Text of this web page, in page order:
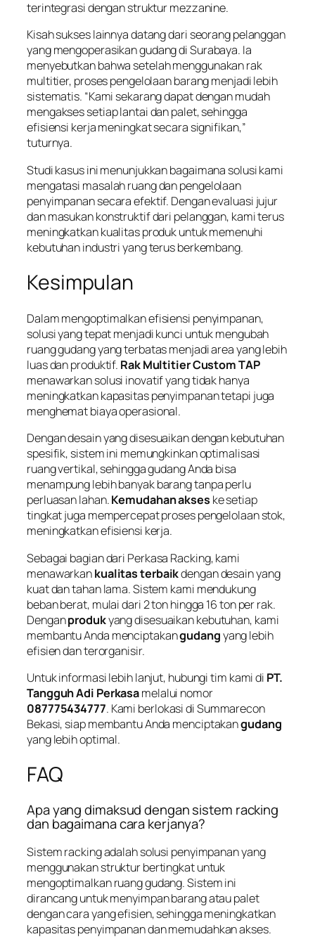
terintegrasi dengan struktur mezzanine.
Kisah sukses lainnya datang dari seorang pelanggan
yang mengoperasikan gudang di Surabaya. Ia
menyebutkan bahwa setelah menggunakan rak
multitier, proses pengelolaan barang menjadi lebih
sistematis. “Kami sekarang dapat dengan mudah
mengakses setiap lantai dan palet, sehingga
efisiensi kerja meningkat secara signifikan,”
tuturnya.
Studi kasus ini menunjukkan bagaimana solusi kami
mengatasi masalah ruang dan pengelolaan
penyimpanan secara efektif. Dengan evaluasi jujur
dan masukan konstruktif dari pelanggan, kami terus
meningkatkan kualitas produk untuk memenuhi
kebutuhan industri yang terus berkembang.
Kesimpulan
Dalam mengoptimalkan efisiensi penyimpanan,
solusi yang tepat menjadi kunci untuk mengubah
ruang gudang yang terbatas menjadi area yang lebih
luas dan produktif. Rak Multitier Custom TAP
menawarkan solusi inovatif yang tidak hanya
meningkatkan kapasitas penyimpanan tetapi juga
menghemat biaya operasional.
Dengan desain yang disesuaikan dengan kebutuhan
spesifik, sistem ini memungkinkan optimalisasi
ruang vertikal, sehingga gudang Anda bisa
menampung lebih banyak barang tanpa perlu
perluasan lahan.Kemudahan akses ke setiap
tingkat juga mempercepat proses pengelolaan stok,
meningkatkan efisiensi kerja.
Sebagai bagian dari Perkasa Racking, kami
menawarkankualitas terbaikdengan desain yang
kuat dan tahan lama. Sistem kami mendukung
beban berat, mulai dari 2 ton hingga 16 ton per rak.
Denganprodukyang disesuaikan kebutuhan, kami
membantu Anda menciptakangudangyang lebih
efisien dan terorganisir.
Untuk informasi lebih lanjut, hubungi tim kami di PT.
Tangguh Adi Perkasamelalui nomor
087775434777. Kami berlokasi di Summarecon
Bekasi, siap membantu Anda menciptakangudang
yang lebih optimal.
FAQ
Apa yang dimaksud dengan sistem racking
dan bagaimana cara kerjanya?
Sistem racking adalah solusi penyimpanan yang
menggunakan struktur bertingkat untuk
mengoptimalkan ruang gudang. Sistem ini
dirancang untuk menyimpan barang atau palet
dengan cara yang efisien, sehingga meningkatkan
kapasitas penyimpanan dan memudahkan akses.